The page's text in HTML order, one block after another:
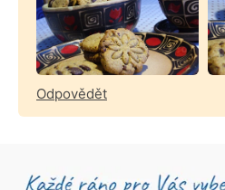
Odpovědět